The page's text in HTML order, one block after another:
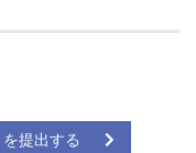
提出する